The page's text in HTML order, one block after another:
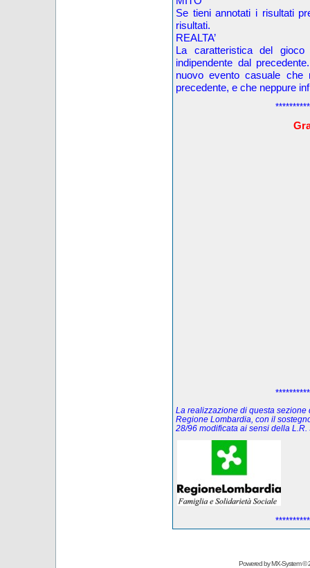
Se tieni annotati i risultati
risultati.
REALTA’
La caratteristica del
indipendente dal
nuovo evento casuale
precedente, e che neppure
La realizzazione di questa sezione
Regione Lombardia, con il
28/96 modificata ai sensi della
Powered byMX-System©